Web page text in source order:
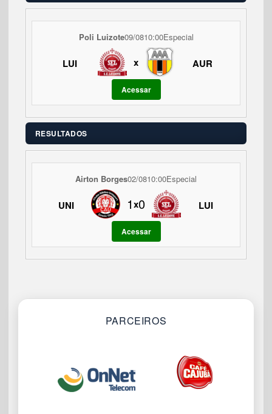
Poli Luizote09/0810:00Especial
LUI x AUR
Acessar
RESULTADOS
Airton Borges02/0810:00Especial
UNI 1x0 LUI
Acessar
PARCEIROS